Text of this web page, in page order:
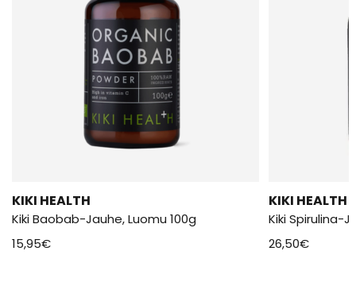
KIKI HEALTH
Kiki Baobab-Jauhe, Luomu 100g
15,95€
KIKI HEALTH
Kiki Spirulina-
26,50€